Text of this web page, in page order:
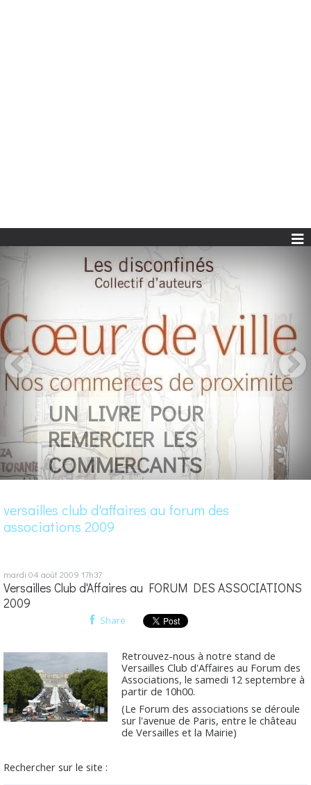
UN LIVRE POUR
REMERCIER LES
COMMERCANTS
versailles club d'affaires au forum des
associations 2009
mardi 04 août 2009 17h37
Versailles Club d'Affaires au FORUM DES ASSOCIATIONS
2009
Share
Retrouvez-nous à notre stand de
Versailles Club d'Affaires au Forum des
Associations, le samedi 12 septembre à
partir de 10h00.
(Le Forum des associations se déroule
sur l'avenue de Paris, entre le château
de Versailles et la Mairie)
Rechercher sur le site :